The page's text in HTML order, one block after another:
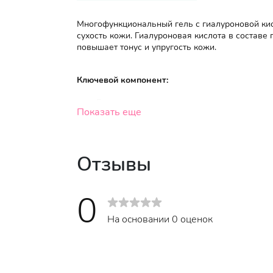
Многофункциональный гель с гиалуроновой
сухость кожи. Гиалуроновая кислота в
повышает тонус и упругость кожи.
Ключевой компонент:
влагу, и отвечает за тургор кожи. Служит
Активные компоненты:
Алоэ- увлажняет и "запирает влагу" в
Показать еще
Отзывы
0 На основании 0 оценок